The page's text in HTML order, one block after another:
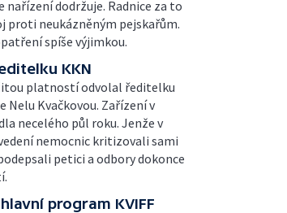
nařízení dodržuje. Radnice za to
proti neukázněným pejskařům.
spíše výjimkou.
KKN
platností odvolal ředitelku
Nelu Kvačkovou. Zařízení v
necelého půl roku. Jenže v
nemocnic kritizovali sami
petici a odbory dokonce
program KVIFF